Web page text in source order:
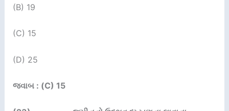
(B) 19
(C) 15
(D) 25
જવાબ : (C) 15